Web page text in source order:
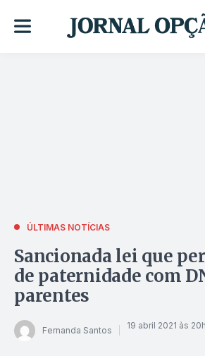
ÚLTIMAS NOTÍCIAS
Sancionada lei que
de paternidade com
parentes
Fernanda Santos 19 abril 2021 às